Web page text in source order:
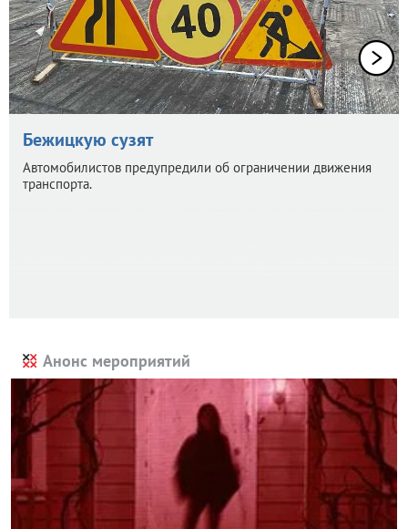
Бежицкую сузят
Автомобилистов предупредили об ограничении движения
транспорта.
Анонс мероприятий